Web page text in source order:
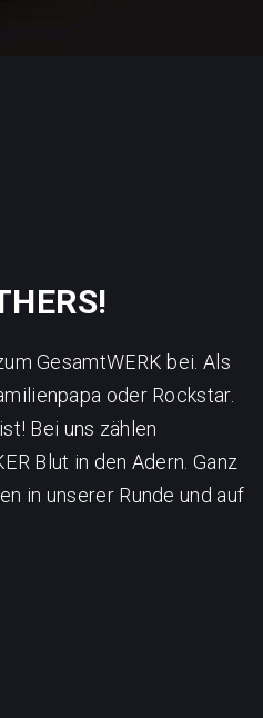
GesamtWERK bei. Als
oder Rockstar.
Bei uns zählen
Blut in den Adern. Ganz
in unserer Runde und auf